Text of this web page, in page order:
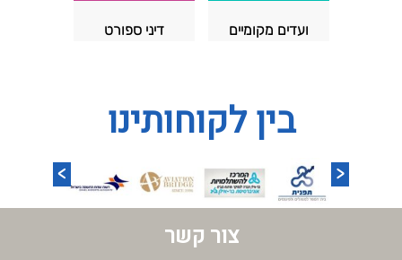
ועדים מקומיים דיני ספורט
בין לקוחותינו
> <
צור קשר